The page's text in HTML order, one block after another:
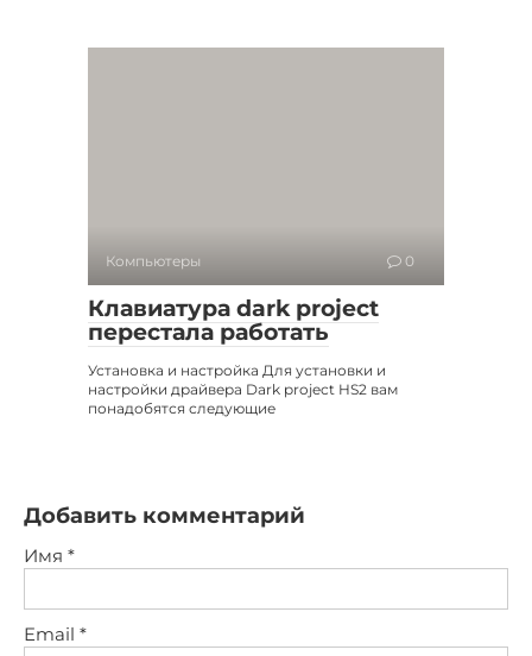
Компьютеры 0
Клавиатура dark project
перестала работать
Установка и настройка Для установки и
настройки драйвера Dark project HS2 вам
понадобятся следующие
Добавить комментарий
Имя *
Email *